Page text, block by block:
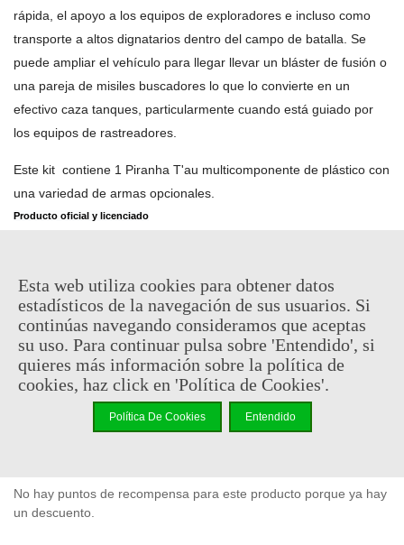
rápida, el apoyo a los equipos de exploradores e incluso como
transporte a altos dignatarios dentro del campo de batalla. Se
puede ampliar el vehículo para llegar llevar un bláster de fusión o
una pareja de misiles buscadores lo que lo convierte en un
efectivo caza tanques, particularmente cuando está guiado por
los equipos de rastreadores.
Este kit  contiene 1 Piranha T'au multicomponente de plástico con
una variedad de armas opcionales.
Producto oficial y licenciado
27,63 € (impuestos inc.) 32,50 €
Descatalogado
Código QR
Compartir
Notificarme cuando esté disponible
No hay puntos de recompensa para este producto porque ya hay
un descuento.
Esta web utiliza cookies para obtener datos
estadísticos de la navegación de sus usuarios. Si
continúas navegando consideramos que aceptas
su uso. Para continuar pulsa sobre 'Entendido', si
quieres más información sobre la política de
cookies, haz click en 'Política de Cookies'.
Política De Cookies Entendido